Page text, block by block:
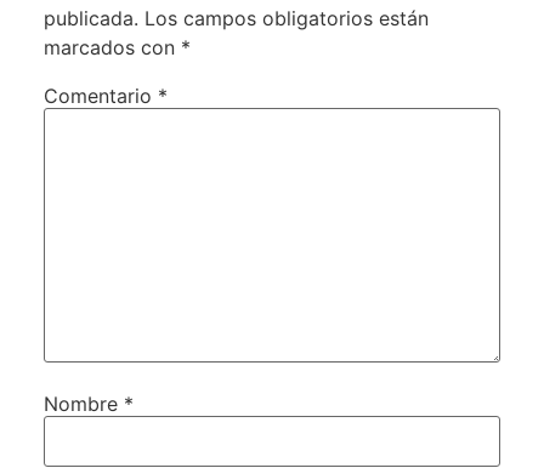
publicada. Los campos obligatorios están
marcados con *
Comentario *
Nombre *